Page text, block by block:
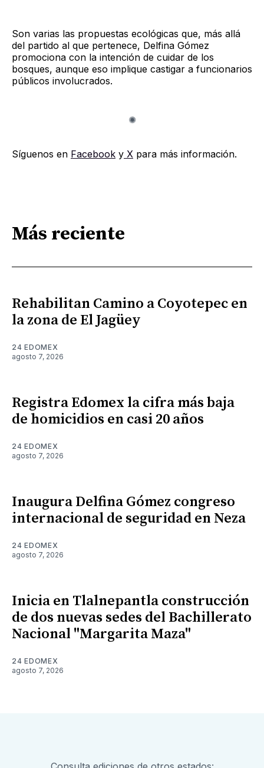
Son varias las propuestas ecológicas que, más allá
del partido al que pertenece, Delfina Gómez
promociona con la intención de cuidar de los
bosques, aunque eso implique castigar a funcionarios
públicos involucrados.
Síguenos en Facebook y X para más información.
Más reciente
Rehabilitan Camino a Coyotepec en
la zona de El Jagüey
24 EDOMEX
agosto 7, 2026
Registra Edomex la cifra más baja
de homicidios en casi 20 años
24 EDOMEX
agosto 7, 2026
Inaugura Delfina Gómez congreso
internacional de seguridad en Neza
24 EDOMEX
agosto 7, 2026
Inicia en Tlalnepantla construcción
de dos nuevas sedes del Bachillerato
Nacional "Margarita Maza"
24 EDOMEX
agosto 7, 2026